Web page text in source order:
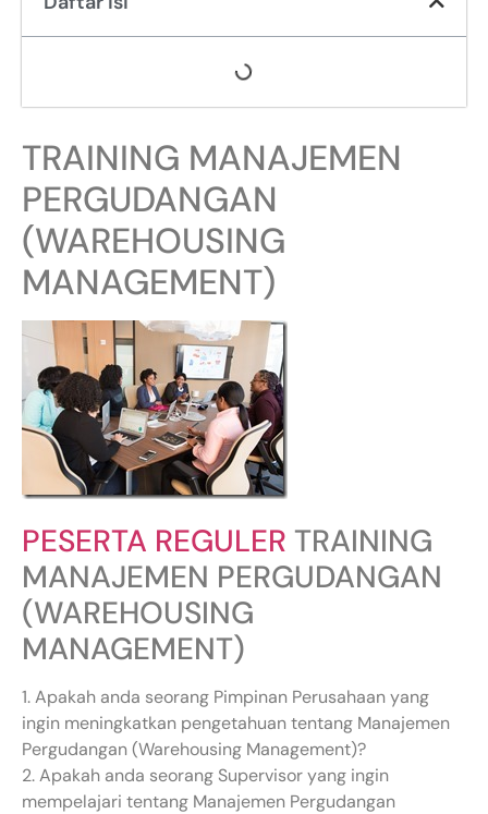
TRAINING MANAJEMEN
PERGUDANGAN
(WAREHOUSING
MANAGEMENT)
PESERTA REGULER TRAINING
MANAJEMEN PERGUDANGAN
(WAREHOUSING
MANAGEMENT)
1. Apakah anda seorang Pimpinan Perusahaan yang
ingin meningkatkan pengetahuan tentang Manajemen
Pergudangan (Warehousing Management)?
2. Apakah anda seorang Supervisor yang ingin
mempelajari tentang Manajemen Pergudangan